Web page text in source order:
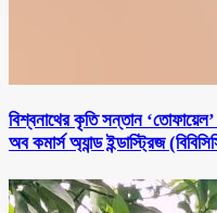
বিশ্বনাথের কৃতি সন্তান ‘তোফায়েল’
অব কমার্স অ্যান্ড ইন্ডাস্ট্রিজ